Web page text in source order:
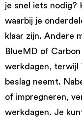
je snel iets nodig?
waarbij je
klaar zijn. Andere
BlueMD of
werkdagen, terwijl
beslag neemt.
of impregneren,
werkdagen. Je